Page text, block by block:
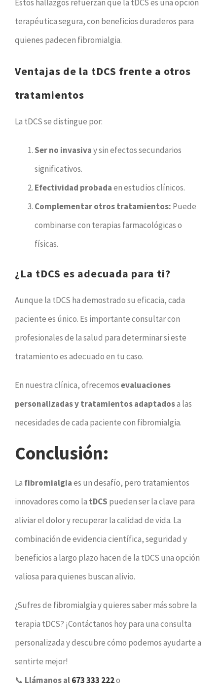
Estos hallazgos refuerzan que la tDCS es una opción
terapéutica segura, con beneficios duraderos para
quienes padecen fibromialgia.
Ventajas de la tDCS frente a otros
tratamientos
La tDCS se distingue por:
Ser no invasivay sin efectos secundarios
significativos.
Efectividad probadaen estudios clínicos.
Complementar otros tratamientos: Puede
combinarse con terapias farmacológicas o
físicas.
¿La tDCS es adecuada para ti?
Aunque la tDCS ha demostrado su eficacia, cada
paciente es único. Es importante consultar con
profesionales de la salud para determinar si este
tratamiento es adecuado en tu caso.
En nuestra clínica, ofrecemosevaluaciones
personalizadas y tratamientos adaptadosa las
necesidades de cada paciente con fibromialgia.
Conclusión:
La fibromialgiaes un desafío, pero tratamientos
innovadores como la tDCS pueden ser la clave para
aliviar el dolor y recuperar la calidad de vida. La
combinación de evidencia científica, seguridad y
beneficios a largo plazo hacen de la tDCS una opción
valiosa para quienes buscan alivio.
¿Sufres de fibromialgia y quieres saber más sobre la
terapia tDCS? ¡Contáctanos hoy para una consulta
personalizada y descubre cómo podemos ayudarte a
sentirte mejor!
📞 Llámanos al673 333 222o